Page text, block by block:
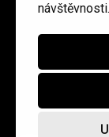
návštěvnosti.